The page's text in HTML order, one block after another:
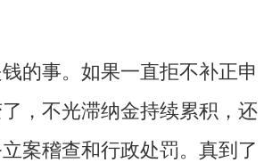
事。如果一直拒不补正申
，不光滞纳金持续累积，还
案稽查和行政处罚。真到了